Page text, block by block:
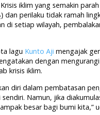
iklim yang semakin
) dan perilaku tidak ramah
di setiap wilayah,
lagu Kunto Aji mengajak
dengan
krisis iklim.
diri dalam pembatasan
Namun, jika
besar bagi bumi kita,”